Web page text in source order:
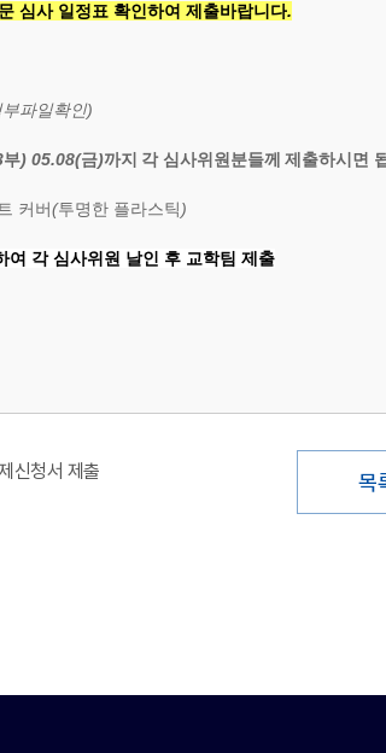
심사 일정표 확인하여 제출바랍니다.
부파일확인)
부) 05.08(금)까지 각 심사위원분들께 제출하시면
커버(투명한 플라스틱)
여 각 심사위원 날인 후 교학팀 제출
신청서 제출
목